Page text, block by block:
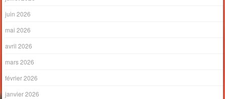
juin 2026
mai 2026
avril 2026
mars 2026
février 2026
janvier 2026